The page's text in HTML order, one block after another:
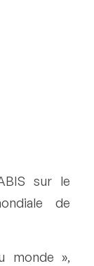
sur le
de
monde »,